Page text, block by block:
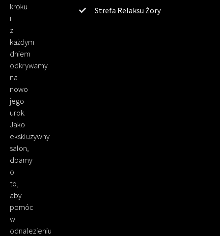
kroku
i
z
każdym
dniem
odkrywamy
na
nowo
jego
urok.
Jako
ekskluzywny
salon,
dbamy
o
to,
aby
pomóc
w
odnalezieniu
Strefa Relaksu Żory